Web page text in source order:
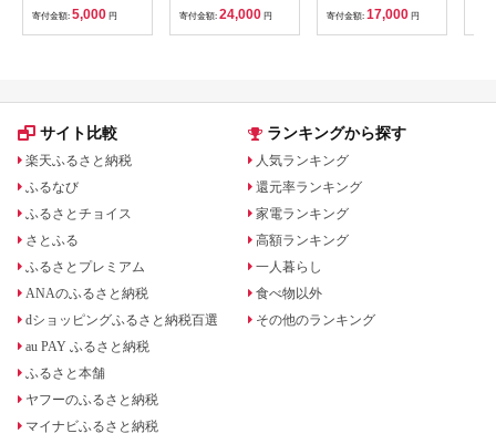
寄付金額: 5,000 円
B201_EP6024
寄付金額: 24,000 円
キーホルダー ギフト
贈り物 お取り寄せ 返
礼品
寄付金額: 17,000 円
サイト比較
楽天ふるさと納税
ふるなび
ふるさとチョイス
さとふる
ふるさとプレミアム
ANAのふるさと納税
dショッピングふるさと納税百選
au PAY ふるさと納税
ふるさと本舗
ヤフーのふるさと納税
マイナビふるさと納税
ランキングから探す
人気ランキング
還元率ランキング
家電ランキング
高額ランキング
一人暮らし
食べ物以外
その他のランキング